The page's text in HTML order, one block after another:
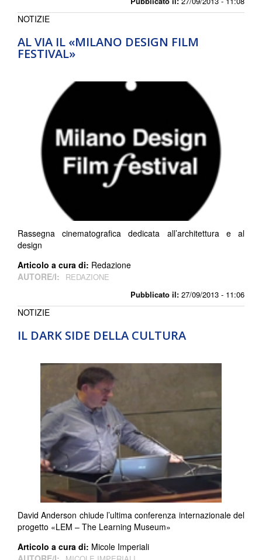
AL VIA IL «MILANO DESIGN FILM
FESTIVAL»
Pubblicato il: 27/09/2013 - 11:06
NOTIZIE
Rassegna cinematografica dedicata all’architettura e al
design
Articolo a cura di: Redazione
AUTORE/I:
REDAZIONE
IL DARK SIDE DELLA CULTURA
NOTIZIE
David Anderson chiude l’ultima conferenza internazionale del
progetto «LEM – The Learning Museum»
Articolo a cura di: Micole Imperiali